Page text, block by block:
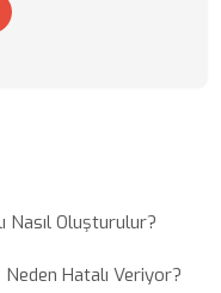
Nasıl Oluşturulur?
Hatalı Veriyor?